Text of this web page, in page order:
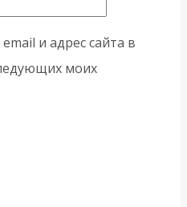
и адрес сайта в
моих